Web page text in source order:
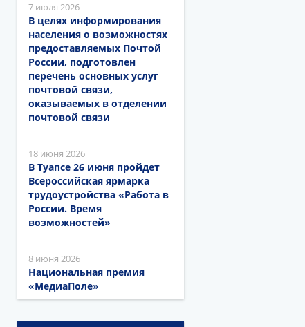
7 июля 2026
В целях информирования
населения о возможностях
предоставляемых Почтой
России, подготовлен
перечень основных услуг
почтовой связи,
оказываемых в отделении
почтовой связи
18 июня 2026
В Туапсе 26 июня пройдет
Всероссийская ярмарка
трудоустройства «Работа в
России. Время
возможностей»
8 июня 2026
Национальная премия
«МедиаПоле»